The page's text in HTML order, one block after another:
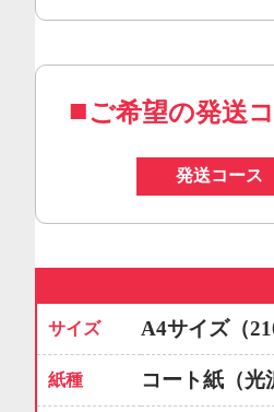
ご希望の発送
発送コース
サイズ A4サイズ（
紙種 コート紙（光